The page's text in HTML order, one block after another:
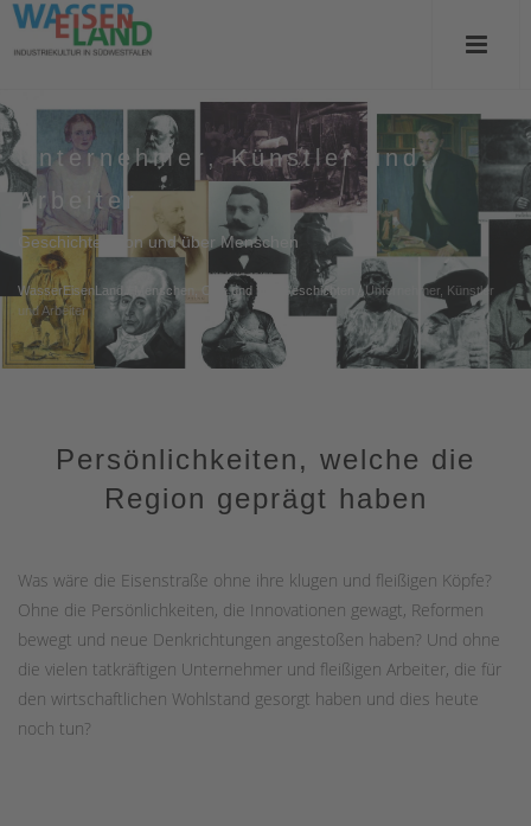
Unternehmer, Künstler und
Arbeiter
Geschichten von und über Menschen
WasserEisenLand Menschen, Orte und ihre Geschichten /Unternehmer, Künstler
und Arbeiter
Persönlichkeiten, welche die
Region geprägt haben
Was wäre die Eisenstraße ohne ihre klugen und fleißigen Köpfe?
Ohne die Persönlichkeiten, die Innovationen gewagt, Reformen
bewegt und neue Denkrichtungen angestoßen haben? Und ohne
die vielen tatkräftigen Unternehmer und fleißigen Arbeiter, die für
den wirtschaftlichen Wohlstand gesorgt haben und dies heute
noch tun?